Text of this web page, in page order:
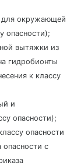
для окружающей
опасности);
вытяжки из
гидробионты
к классу
и
опасности);
опасности
опасности с